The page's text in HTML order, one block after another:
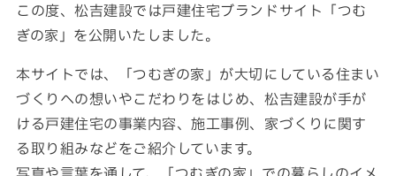
TEL.092-323-3960
受付／8:30〜17:00 (土・日・祝休み)
SNS
この度、松吉建設では戸建住宅ブランドサイト「つむ
ぎの家」を公開いたしました。
本サイトでは、「つむぎの家」が大切にしている住まい
づくりへの想いやこだわりをはじめ、松吉建設が手が
ける戸建住宅の事業内容、施工事例、家づくりに関す
る取り組みなどをご紹介しています。